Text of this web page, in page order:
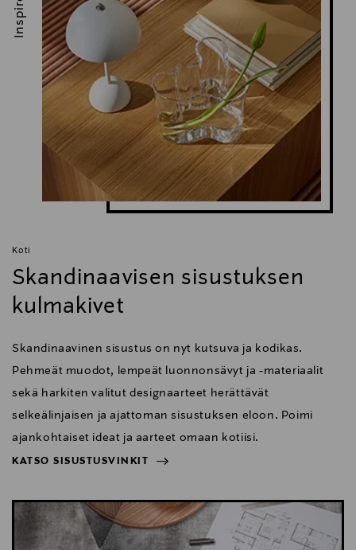
Koti
Skandinaavisen sisustuksen
kulmakivet
Skandinaavinen sisustus on nyt kutsuva ja kodikas.
Pehmeät muodot, lempeät luonnonsävyt ja -materiaalit
sekä harkiten valitut designaarteet herättävät
selkeälinjaisen ja ajattoman sisustuksen eloon. Poimi
ajankohtaiset ideat ja aarteet omaan kotiisi.
KATSO SISUSTUSVINKIT
KATSO SISUSTUSVINKIT